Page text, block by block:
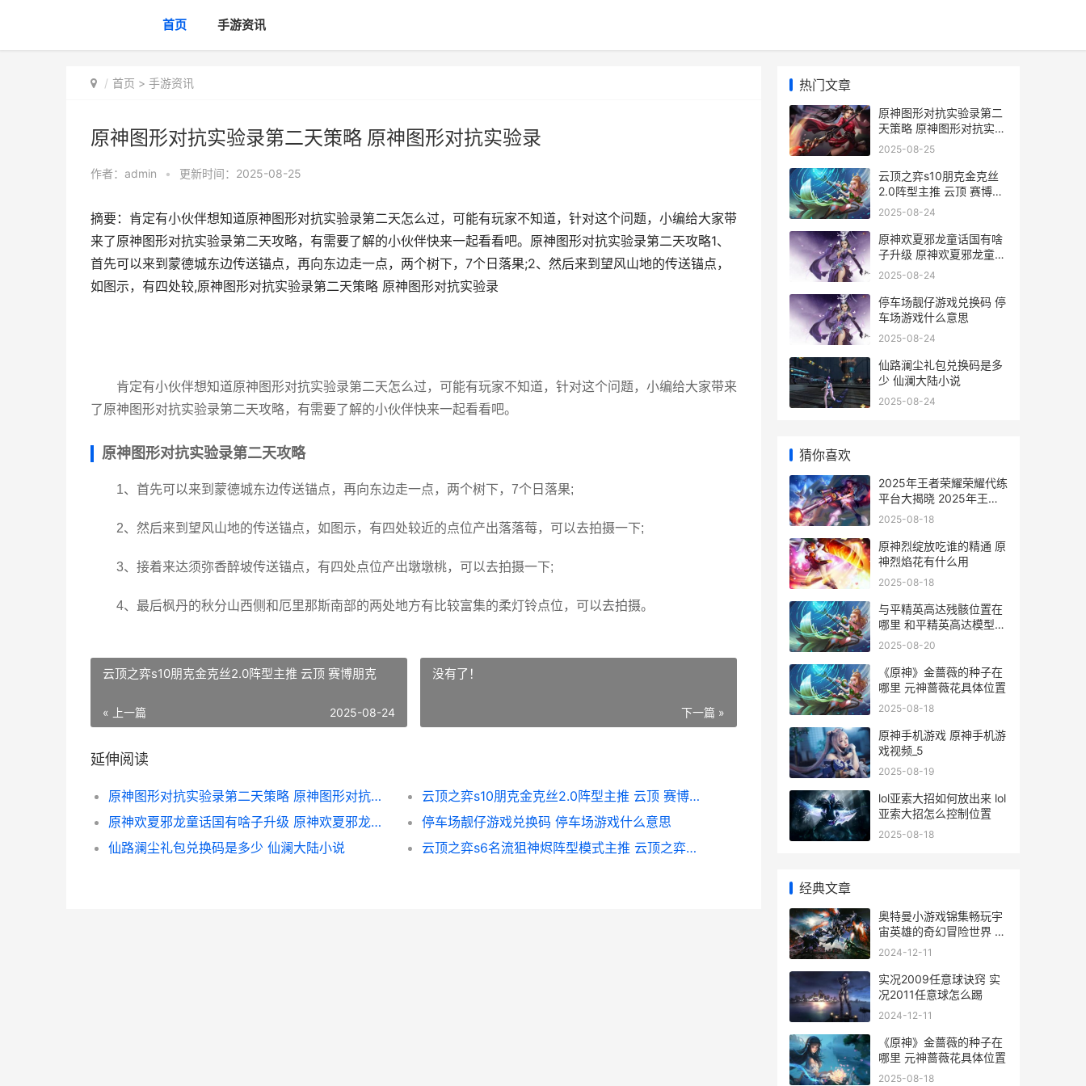
首页 手游资讯
首页 > 手游资讯
原神图形对抗实验录第二天策略 原神图形对抗实验录
作者： admin • 更新时间：2025-08-25
摘要：肯定有小伙伴想知道原神图形对抗实验录第二天怎么过，可能有玩家不知道，针对这个问题，小编给大家带
来了原神图形对抗实验录第二天攻略，有需要了解的小伙伴快来一起看看吧。原神图形对抗实验录第二天攻略1、
首先可以来到蒙德城东边传送锚点，再向东边走一点，两个树下，7个日落果;2、然后来到望风山地的传送锚点，
如图示，有四处较,原神图形对抗实验录第二天策略 原神图形对抗实验录
肯定有小伙伴想知道原神图形对抗实验录第二天怎么过，可能有玩家不知道，针对这个问题，小编给大家带来
了原神图形对抗实验录第二天攻略，有需要了解的小伙伴快来一起看看吧。
原神图形对抗实验录第二天攻略
1、首先可以来到蒙德城东边传送锚点，再向东边走一点，两个树下，7个日落果;
2、然后来到望风山地的传送锚点，如图示，有四处较近的点位产出落落莓，可以去拍摄一下;
3、接着来达须弥香醉坡传送锚点，有四处点位产出墩墩桃，可以去拍摄一下;
4、最后枫丹的秋分山西侧和厄里那斯南部的两处地方有比较富集的柔灯铃点位，可以去拍摄。
云顶之弈s10朋克金克丝2.0阵型主推 云顶 赛博朋克
« 上一篇 2025-08-24
没有了！
下一篇 »
延伸阅读
原神图形对抗实验录第二天策略 原神图形对抗实验录
云顶之弈s10朋克金克丝2.0阵型主推 云顶 赛博朋克
原神欢夏邪龙童话国有啥子升级 原神欢夏邪龙童话国旁白的注脚
停车场靓仔游戏兑换码 停车场游戏什么意思
仙路澜尘礼包兑换码是多少 仙澜大陆小说
云顶之弈s6名流狙神烬阵型模式主推 云顶之弈流派
热门文章
原神图形对抗实验录第二
天策略 原神图形对抗实验
录
2025-08-25
云顶之弈s10朋克金克丝
2.0阵型主推 云顶 赛博朋
克
2025-08-24
原神欢夏邪龙童话国有啥
子升级 原神欢夏邪龙童话
国旁白的注脚
2025-08-24
停车场靓仔游戏兑换码 停
车场游戏什么意思
2025-08-24
仙路澜尘礼包兑换码是多
少 仙澜大陆小说
2025-08-24
猜你喜欢
2025年王者荣耀荣耀代练
平台大揭晓 2025年王者
荣耀会返场哪些皮肤
2025-08-18
原神烈绽放吃谁的精通 原
神烈焰花有什么用
2025-08-18
与平精英高达残骸位置在
哪里 和平精英高达模型是
哪个高达
2025-08-20
《原神》金蔷薇的种子在
哪里 元神蔷薇花具体位置
2025-08-18
原神手机游戏 原神手机游
戏视频_5
2025-08-19
lol亚索大招如何放出来 lol
亚索大招怎么控制位置
2025-08-18
经典文章
奥特曼小游戏锦集畅玩宇
宙英雄的奇幻冒险世界 奥
特曼小游戏奥特曼小视频
2024-12-11
实况2009任意球诀窍 实
况2011任意球怎么踢
2024-12-11
《原神》金蔷薇的种子在
哪里 元神蔷薇花具体位置
2025-08-18